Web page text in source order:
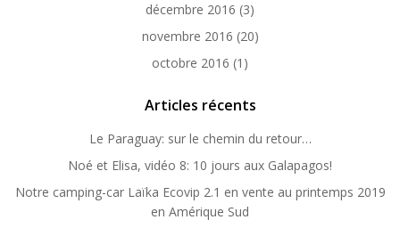
décembre 2016 (3)
novembre 2016 (20)
octobre 2016 (1)
Articles récents
Le Paraguay: sur le chemin du retour…
Noé et Elisa, vidéo 8: 10 jours aux Galapagos!
Notre camping-car Laïka Ecovip 2.1 en vente au printemps 2019
en Amérique Sud